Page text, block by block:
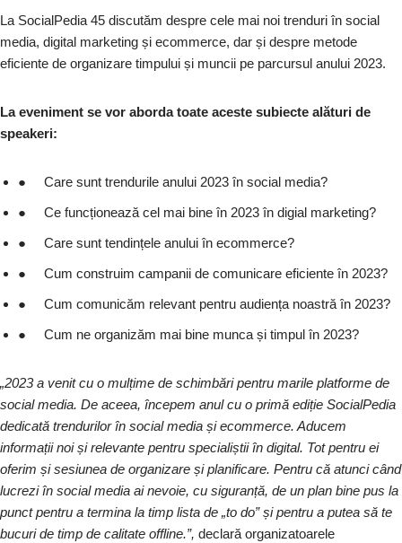
La SocialPedia 45 discutăm despre cele mai noi trenduri în social
media, digital marketing și ecommerce, dar și despre metode
eficiente de organizare timpului și muncii pe parcursul anului 2023.
La eveniment se vor aborda toate aceste subiecte alături de
speakeri:
● Care sunt trendurile anului 2023 în social media?
● Ce funcționează cel mai bine în 2023 în digial marketing?
● Care sunt tendințele anului în ecommerce?
● Cum construim campanii de comunicare eficiente în 2023?
● Cum comunicăm relevant pentru audiența noastră în 2023?
● Cum ne organizăm mai bine munca și timpul în 2023?
„2023 a venit cu o mulțime de schimbări pentru marile platforme de
social media. De aceea, începem anul cu o primă ediție SocialPedia
dedicată trendurilor în social media și ecommerce. Aducem
informații noi și relevante pentru specialiștii în digital. Tot pentru ei
oferim și sesiunea de organizare și planificare. Pentru că atunci când
lucrezi în social media ai nevoie, cu siguranță, de un plan bine pus la
punct pentru a termina la timp lista de „to do” și pentru a putea să te
bucuri de timp de calitate offline.”, declară organizatoarele